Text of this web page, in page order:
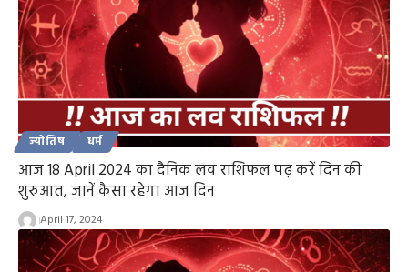
ज्योतिष धर्म
आज 18 April 2024 का दैनिक लव राशिफल पढ़ करें दिन की
शुरुआत, जानें कैसा रहेगा आज दिन
April 17, 2024